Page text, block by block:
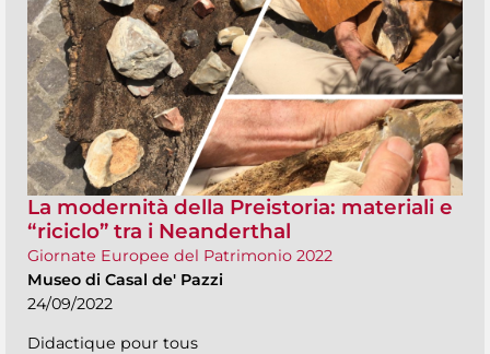
La modernità della Preistoria: materiali e
“riciclo” tra i Neanderthal
Giornate Europee del Patrimonio 2022
Museo di Casal de' Pazzi
24/09/2022
Didactique pour tous